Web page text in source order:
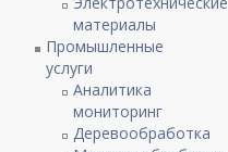
материалы
Промышленные
услуги
Аналитика
мониторинг
Деревообработка